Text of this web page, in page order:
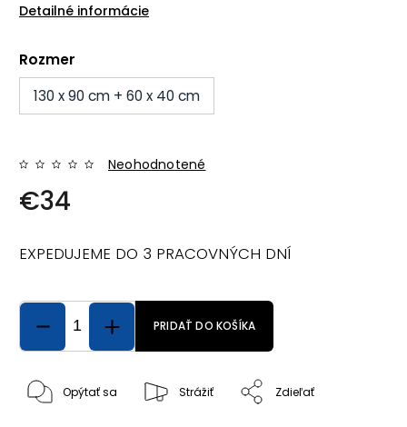
Detailné informácie
Rozmer
130 x 90 cm + 60 x 40 cm
Neohodnotené
€34
EXPEDUJEME DO 3 PRACOVNÝCH DNÍ
PRIDAŤ DO KOŠÍKA
Opýtať sa Strážiť Zdieľať